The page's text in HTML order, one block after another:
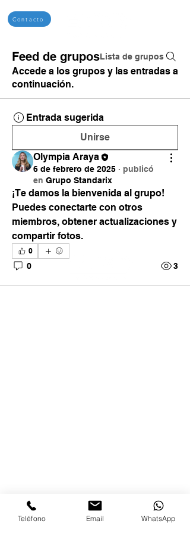
Contacto
Feed de gruposLista de grupos
Accede a los grupos y las entradas a
continuación.
Entrada sugerida
Unirse
Olympia Araya
6 de febrero de 2025 · publicó
en Grupo Standarix
¡Te damos la bienvenida al grupo!
Puedes conectarte con otros
miembros, obtener actualizaciones y
compartir fotos.
0
0 3
@2025 Standarix - Todos los derechos
Teléfono Email WhatsApp